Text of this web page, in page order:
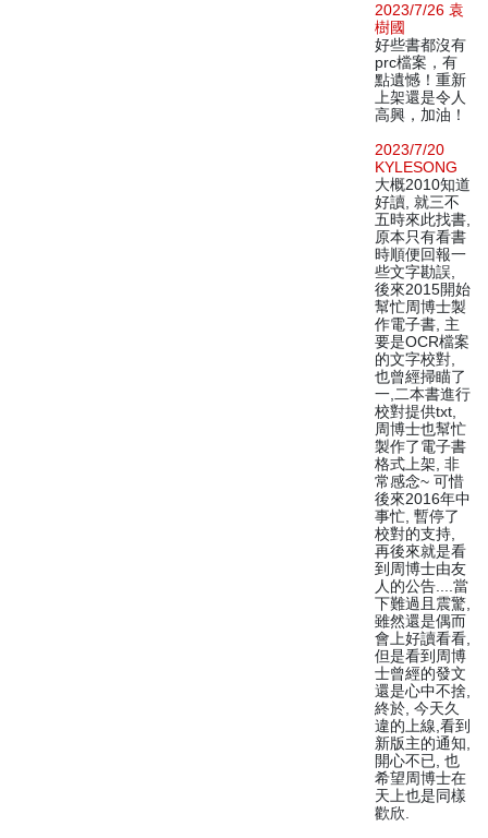
2023/7/26 袁
樹國
好些書都沒有
prc檔案，有
點遺憾！重新
上架還是令人
高興，加油！
2023/7/20
KYLESONG
大概2010知道
好讀, 就三不
五時來此找書,
原本只有看書
時順便回報一
些文字勘誤,
後來2015開始
幫忙周博士製
作電子書, 主
要是OCR檔案
的文字校對,
也曾經掃瞄了
一,二本書進行
校對提供txt,
周博士也幫忙
製作了電子書
格式上架, 非
常感念~ 可惜
後來2016年中
事忙, 暫停了
校對的支持,
再後來就是看
到周博士由友
人的公告....當
下難過且震驚,
雖然還是偶而
會上好讀看看,
但是看到周博
士曾經的發文
還是心中不捨,
終於, 今天久
違的上線,看到
新版主的通知,
開心不已, 也
希望周博士在
天上也是同樣
歡欣.